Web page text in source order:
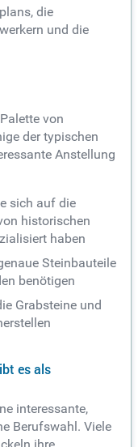
die
und die
von
der typischen
Anstellung
sich auf die
historischen
haben
Steinbauteile
benötigen
Grabsteine und
es als
interessante,
Berufswahl. Viele
ihre